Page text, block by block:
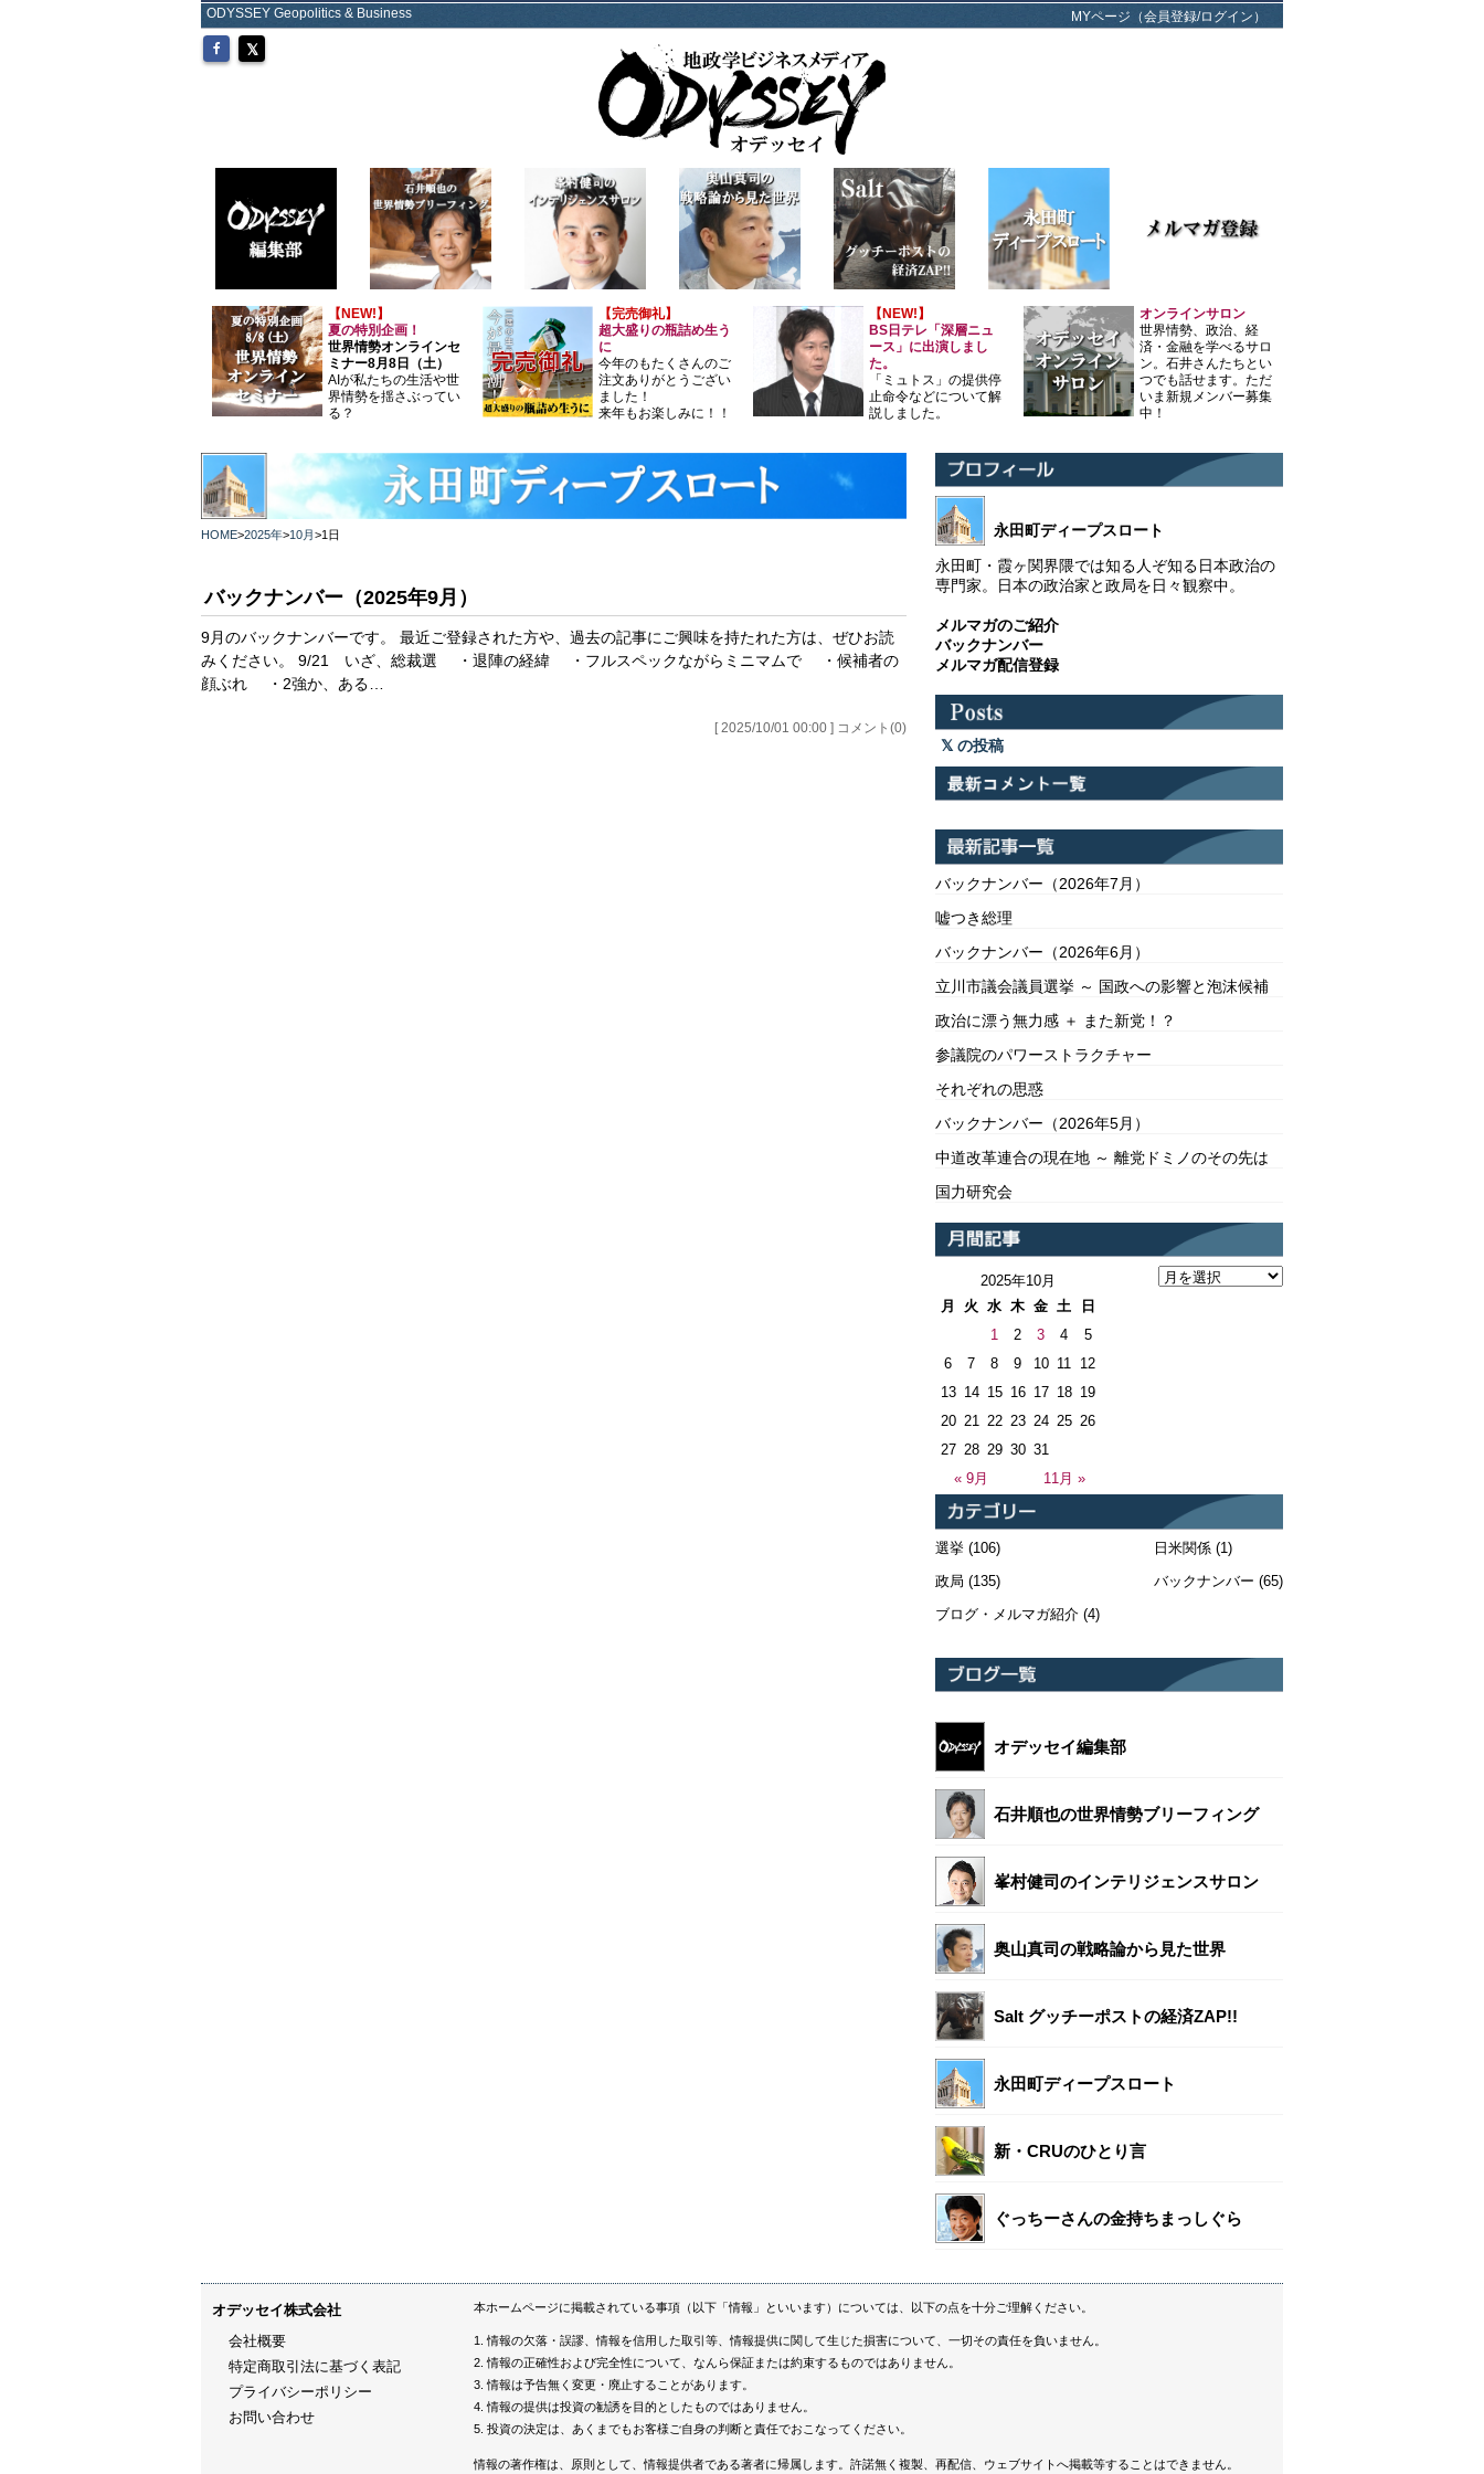
ODYSSEY Geopolitics & Business MYページ（会員登録/ログイン）
【NEW!】
夏の特別企画！
世界情勢オンラインセ
ミナー8月8日（土）
AIが私たちの生活や世
界情勢を揺さぶってい
る？
【完売御礼】
超大盛りの瓶詰め生う
に
今年のもたくさんのご
注文ありがとうござい
ました！
来年もお楽しみに！！
【NEW!】
BS日テレ「深層ニュ
ース」に出演しまし
た。
「ミュトス」の提供停
止命令などについて解
説しました。
オンラインサロン
世界情勢、政治、経
済・金融を学べるサロ
ン。石井さんたちとい
つでも話せます。ただ
いま新規メンバー募集
中！
HOME>2025年>10月>1日
バックナンバー（2025年9月）
9月のバックナンバーです。 最近ご登録された方や、過去の記事にご興味を持たれた方は、ぜひお読
みください。 9/21 いざ、総裁選 ・退陣の経緯 ・フルスペックながらミニマムで ・候補者の
顔ぶれ ・2強か、ある…
[ 2025/10/01 00:00 ] コメント(0)
永田町ディープスロート
永田町・霞ヶ関界隈では知る人ぞ知る日本政治の
専門家。日本の政治家と政局を日々観察中。
メルマガのご紹介
バックナンバー
メルマガ配信登録
の投稿
バックナンバー（2026年7月）
嘘つき総理
バックナンバー（2026年6月）
立川市議会議員選挙 ～ 国政への影響と泡沫候補
政治に漂う無力感 ＋ また新党！？
参議院のパワーストラクチャー
それぞれの思惑
バックナンバー（2026年5月）
中道改革連合の現在地 ～ 離党ドミノのその先は
国力研究会
2025年10月
月
火 水 木 金 土 日
« 9月 11月 »
1 2 3 4
5
6
7 8 9 10 11 12
13 14 15 16 17 18 19
20 21 22 23 24 25 26
27 28 29 30 31
選挙 (106)
政局 (135)
ブログ・メルマガ紹介 (4)
日米関係(1)
バックナンバー (65)
オデッセイ編集部
石井順也の世界情勢ブリーフィング
峯村健司のインテリジェンスサロン
奥山真司の戦略論から見た世界
Salt グッチーポストの経済ZAP!!
永田町ディープスロート
新・CRUのひとり言
ぐっちーさんの金持ちまっしぐら
オデッセイ株式会社
会社概要
特定商取引法に基づく表記
プライバシーポリシー
お問い合わせ
本ホームページに掲載されている事項（以下「情報」といいます）については、以下の点を十分ご理解ください。
情報の欠落・誤謬、情報を信用した取引等、情報提供に関して生じた損害について、一切その責任を負いません。
情報の正確性および完全性について、なんら保証または約束するものではありません。
情報は予告無く変更・廃止することがあります。
情報の提供は投資の勧誘を目的としたものではありません。
投資の決定は、あくまでもお客様ご自身の判断と責任でおこなってください。
情報の著作権は、原則として、情報提供者である著者に帰属します。許諾無く複製、再配信、ウェブサイトへ掲載等することはできません。